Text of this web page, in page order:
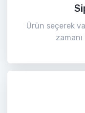
Ürün seçerek